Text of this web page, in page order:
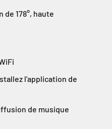
de 178°, haute
l'application de
de musique